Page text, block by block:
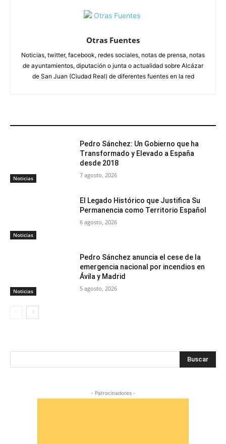
Otras Fuentes
Noticias, twitter, facebook, redes sociales, notas de prensa, notas
de ayuntamientos, diputación o junta o actualidad sobre Alcázar
de San Juan (Ciudad Real) de diferentes fuentes en la red
Noticias
Pedro Sánchez: Un Gobierno que ha
Transformado y Elevado a España
desde 2018
7 agosto, 2026
Noticias
El Legado Histórico que Justifica Su
Permanencia como Territorio Español
6 agosto, 2026
Noticias
Pedro Sánchez anuncia el cese de la
emergencia nacional por incendios en
Ávila y Madrid
5 agosto, 2026
Buscar
- Patrocinadores -